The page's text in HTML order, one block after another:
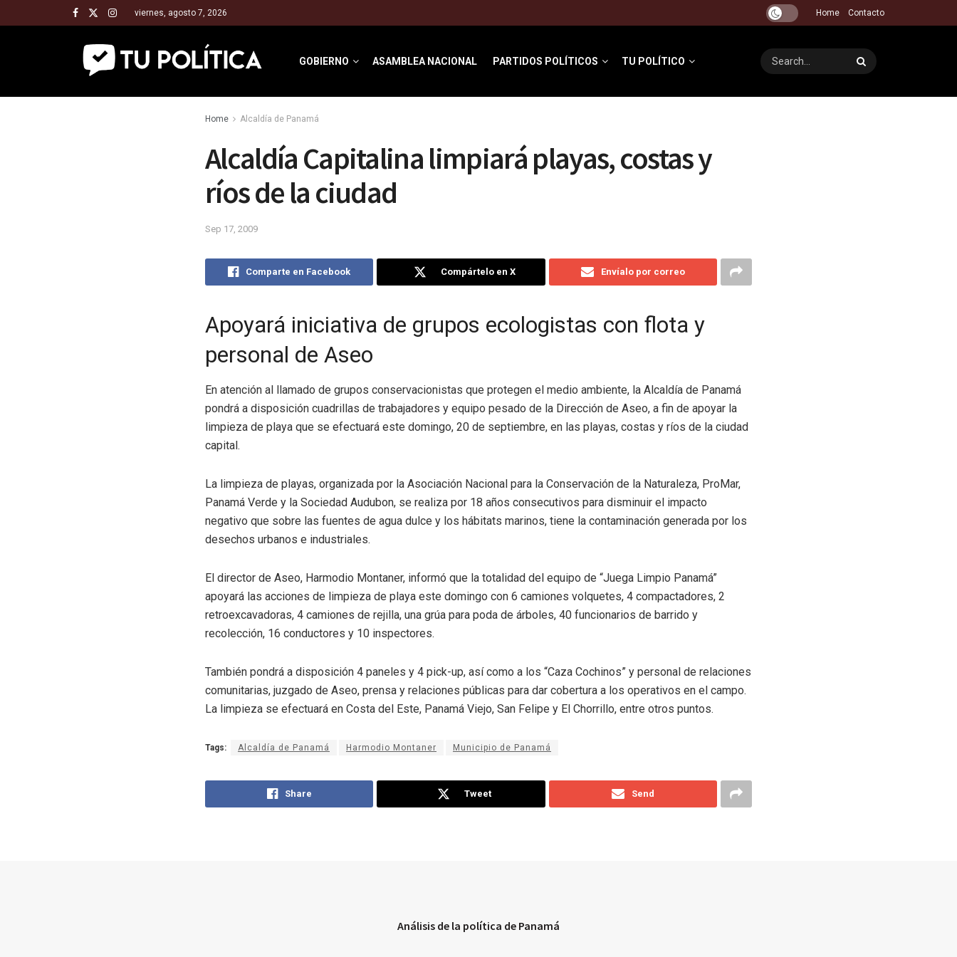
viernes, agosto 7, 2026 Home Contacto
GOBIERNO ASAMBLEA NACIONAL PARTIDOS POLÍTICOS TU POLÍTICO
Home Alcaldía de Panamá
Alcaldía Capitalina limpiará playas, costas y
ríos de la ciudad
Sep 17, 2009
Comparte en Facebook Compártelo en X Envíalo por correo
Apoyará iniciativa de grupos ecologistas con flota y
personal de Aseo
En atención al llamado de grupos conservacionistas que protegen el medio ambiente, la Alcaldía de Panamá
pondrá a disposición cuadrillas de trabajadores y equipo pesado de la Dirección de Aseo, a fin de apoyar la
limpieza de playa que se efectuará este domingo, 20 de septiembre, en las playas, costas y ríos de la ciudad
capital.
La limpieza de playas, organizada por la Asociación Nacional para la Conservación de la Naturaleza, ProMar,
Panamá Verde y la Sociedad Audubon, se realiza por 18 años consecutivos para disminuir el impacto
negativo que sobre las fuentes de agua dulce y los hábitats marinos, tiene la contaminación generada por los
desechos urbanos e industriales.
El director de Aseo, Harmodio Montaner, informó que la totalidad del equipo de “Juega Limpio Panamá”
apoyará las acciones de limpieza de playa este domingo con 6 camiones volquetes, 4 compactadores, 2
retroexcavadoras, 4 camiones de rejilla, una grúa para poda de árboles, 40 funcionarios de barrido y
recolección, 16 conductores y 10 inspectores.
También pondrá a disposición 4 paneles y 4 pick-up, así como a los “Caza Cochinos” y personal de relaciones
comunitarias, juzgado de Aseo, prensa y relaciones públicas para dar cobertura a los operativos en el campo.
La limpieza se efectuará en Costa del Este, Panamá Viejo, San Felipe y El Chorrillo, entre otros puntos.
Tags: Alcaldía de Panamá Harmodio Montaner Municipio de Panamá
Share Tweet Send
Análisis de la política de Panamá